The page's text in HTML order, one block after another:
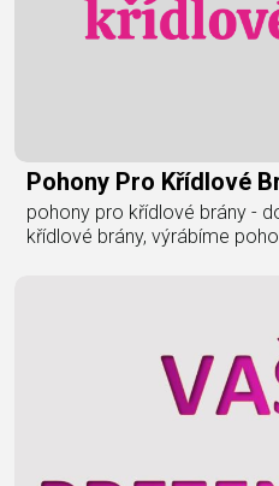
Pohony Pro Křídlové
pohony pro křídlové brány -
křídlové brány, výrábíme